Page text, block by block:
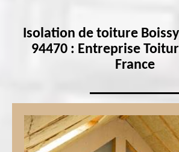
Isolation de toiture
94470 : Entreprise
France